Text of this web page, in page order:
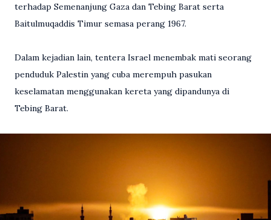
terhadap Semenanjung Gaza dan Tebing Barat serta
Baitulmuqaddis Timur semasa perang 1967.
Dalam kejadian lain, tentera Israel menembak mati seorang
penduduk Palestin yang cuba merempuh pasukan
keselamatan menggunakan kereta yang dipandunya di
Tebing Barat.